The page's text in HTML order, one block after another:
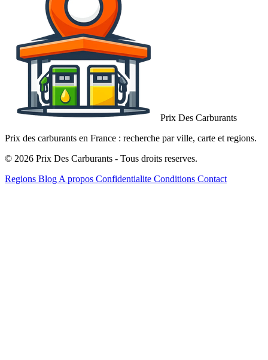
Prix Des Carburants
Prix des carburants en France : recherche par ville, carte et regions.
© 2026 Prix Des Carburants - Tous droits reserves.
Regions Blog A propos Confidentialite Conditions Contact